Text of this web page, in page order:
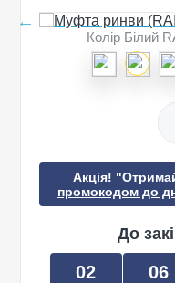
Колір Білий
Акція!
промокодом до
До
02 06